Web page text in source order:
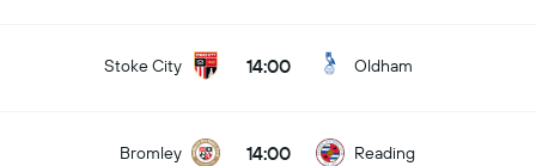
Stoke City 14:00 Oldham
Bromley 14:00 Reading